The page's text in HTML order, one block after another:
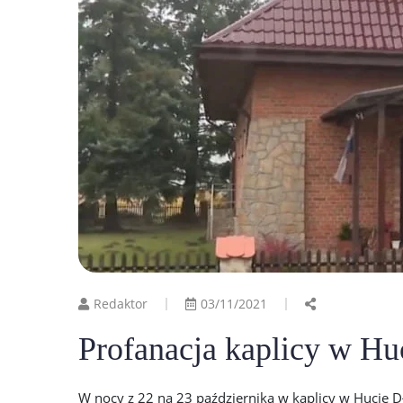
Redaktor 03/11/2021
Profanacja kaplicy w
W nocy z 22 na 23 października w kaplicy w Hucie